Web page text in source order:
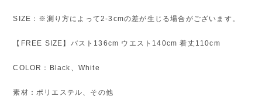
SIZE：※測り方によって2-3cmの差が生じる場合がございます。
【FREE SIZE】バスト136cm ウエスト140cm 着丈110cm
COLOR：Black、White
素材：ポリエステル、その他